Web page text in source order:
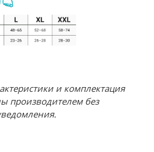
и комплектация
производителем без